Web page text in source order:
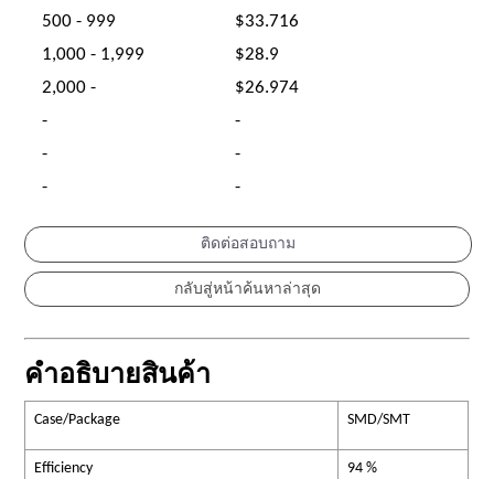
500 - 999
$33.716
1,000 - 1,999
$28.9
2,000 -
$26.974
-
-
-
-
-
-
ติดต่อสอบถาม
คำอธิบายสินค้า
Case/Package SMD/SMT
Efficiency 94 %